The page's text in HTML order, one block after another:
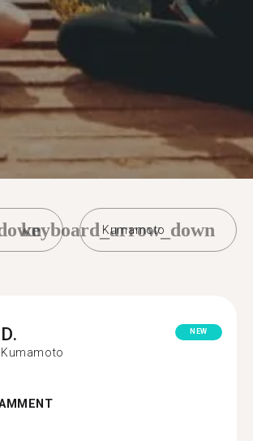
Kumamoto
keyboard_arrow_down
D.
Kumamoto
NEW